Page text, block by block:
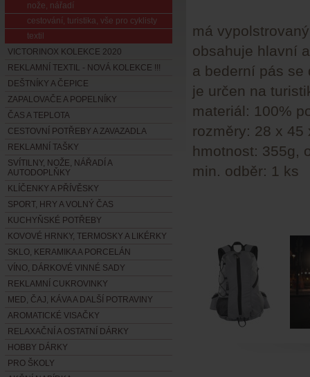
nože, nářadí
cestování, turistika, vše pro cyklisty
textil
VICTORINOX KOLEKCE 2020
REKLAMNÍ TEXTIL - NOVÁ KOLEKCE !!!
DEŠTNÍKY A ČEPICE
ZAPALOVAČE A POPELNÍKY
ČAS A TEPLOTA
CESTOVNÍ POTŘEBY A ZAVAZADLA
REKLAMNÍ TAŠKY
SVÍTILNY, NOŽE, NÁŘADÍ A
AUTODOPLŇKY
KLÍČENKY A PŘÍVĚSKY
SPORT, HRY A VOLNÝ ČAS
KUCHYŇSKÉ POTŘEBY
KOVOVÉ HRNKY, TERMOSKY A LIKÉRKY
SKLO, KERAMIKA A PORCELÁN
VÍNO, DÁRKOVÉ VINNÉ SADY
REKLAMNÍ CUKROVINKY
MED, ČAJ, KÁVA A DALŠÍ POTRAVINY
AROMATICKÉ VISAČKY
RELAXAČNÍ A OSTATNÍ DÁRKY
HOBBY DÁRKY
PRO ŠKOLY
má
obsahuje hlavní
a bederní pás se
je určen na
materiál: 100%
rozměry: 28 x 45
hmotnost: 355g,
min. odběr: 1 ks